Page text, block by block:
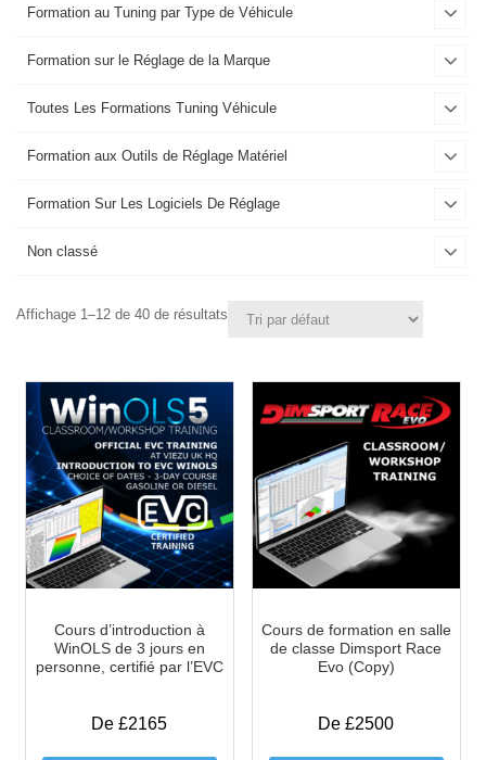
Affichage 1–12 de 40 de résultats
Cours d’introduction à
WinOLS de 3 jours en
personne, certifié par l’EVC
De £2165
Cours de formation en salle
de classe Dimsport Race
Evo (Copy)
De £2500
Formation au Tuning par Type de Véhicule
Formation sur le Réglage de la Marque
Toutes Les Formations Tuning Véhicule
Formation aux Outils de Réglage Matériel
Formation Sur Les Logiciels De Réglage
Non classé